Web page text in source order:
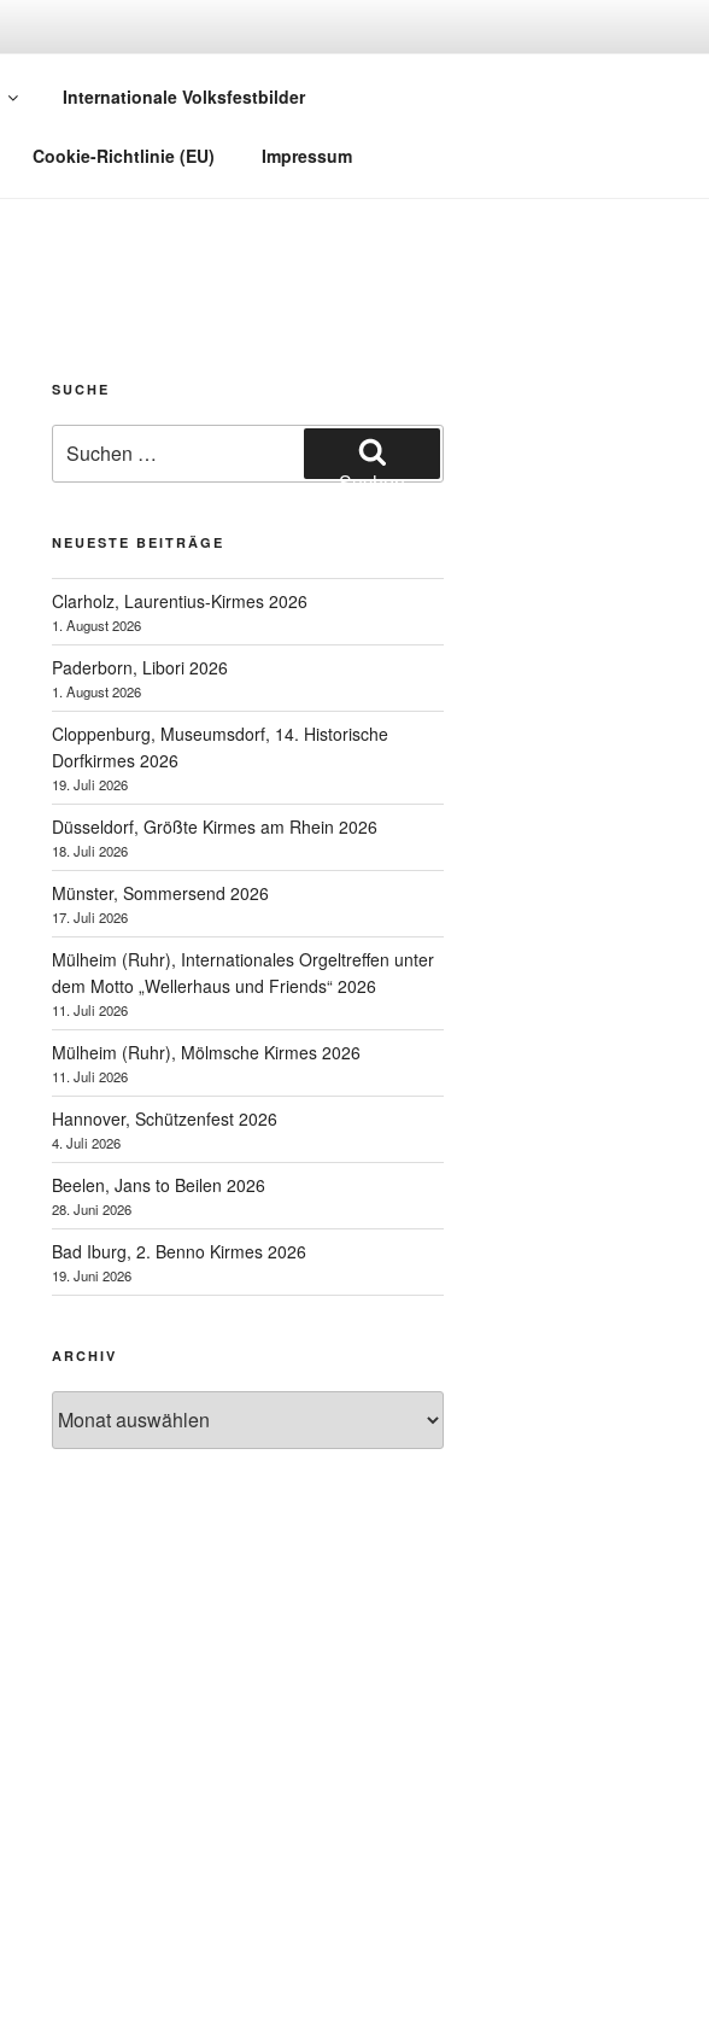
Internationale Volksfestbilder
Cookie-Richtlinie (EU) Impressum
SUCHE
nach:
Suchen
NEUESTE BEITRÄGE
Clarholz, Laurentius-Kirmes 2026
1. August 2026
Paderborn, Libori 2026
1. August 2026
Cloppenburg, Museumsdorf, 14. Historische
Dorfkirmes 2026
19. Juli 2026
Düsseldorf, Größte Kirmes am Rhein 2026
18. Juli 2026
Münster, Sommersend 2026
17. Juli 2026
Mülheim (Ruhr), Internationales Orgeltreffen unter
dem Motto „Wellerhaus und Friends“ 2026
11. Juli 2026
Mülheim (Ruhr), Mölmsche Kirmes 2026
11. Juli 2026
Hannover, Schützenfest 2026
4. Juli 2026
Beelen, Jans to Beilen 2026
28. Juni 2026
Bad Iburg, 2. Benno Kirmes 2026
19. Juni 2026
ARCHIV